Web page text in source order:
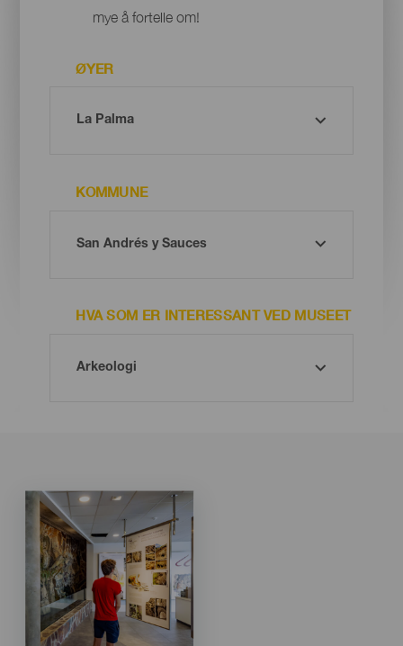
mye å fortelle om!
ØYER
KOMMUNE
HVA SOM ER INTERESSANT VED MUSEET
Imagen
Listado
Imagen